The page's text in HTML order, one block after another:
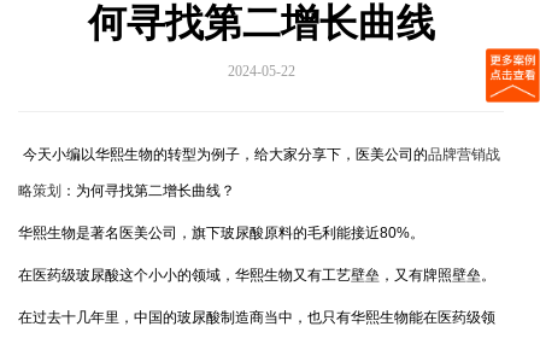
何寻找第二增长曲线
2024-05-22
今天小编以华熙生物的转型为例子，给大家分享下，医美公司的品牌营销战
略策划 ：为何寻找第二增长曲线？
华熙生物是著名医美公司，旗下玻尿酸原料的毛利能接近80%。
在医药级玻尿酸这个小小的领域，华熙生物又有工艺壁垒，又有牌照壁垒。
在过去十几年里，中国的玻尿酸制造商当中，也只有华熙生物能在医药级领